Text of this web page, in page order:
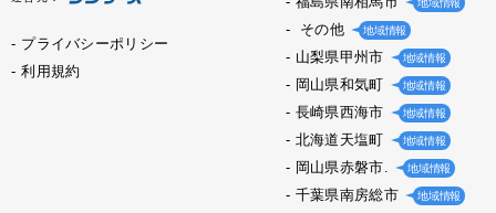
プライバシーポリシー
利用規約
地域情報
その他 地域情報
山梨県甲州市 地域情報
岡山県和気町 地域情報
長崎県西海市 地域情報
北海道天塩町 地域情報
岡山県赤磐市. 地域情報
千葉県南房総市 地域情報